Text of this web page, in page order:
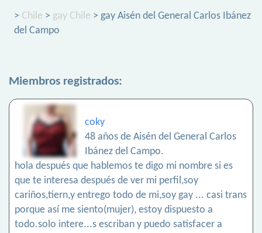
> Chile > gay Chile > gay Aisén del General Carlos Ibánez
del Campo
Miembros registrados:
coky
48 años de Aisén del General Carlos
Ibánez del Campo.
hola después que hablemos te digo mi nombre si es
que te interesa después de ver mi perfil,soy
cariños,tiern,y entrego todo de mi,soy gay ... casi trans
porque así me siento(mujer), estoy dispuesto a
todo.solo intere...s escriban y puedo satisfacer a